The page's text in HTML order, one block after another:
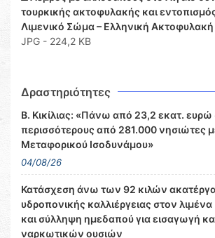
τουρκικής ακτοφυλακής και
Λιμενικό Σώμα – Ελληνική Ακτοφυλακή
JPG - 224,2 KB
Δραστηριότητες
Β. Κικίλιας: «Πάνω από 23,2 εκατ. ευρώ
περισσότερους από 281.000 νησιώτες
Μεταφορικού Ισοδυνάμου»
04/08/26
Κατάσχεση άνω των 92 κιλών
υδροπονικής καλλιέργειας στον
και σύλληψη ημεδαπού για εισαγωγή
ναρκωτικών ουσιών